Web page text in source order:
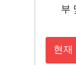
부
현